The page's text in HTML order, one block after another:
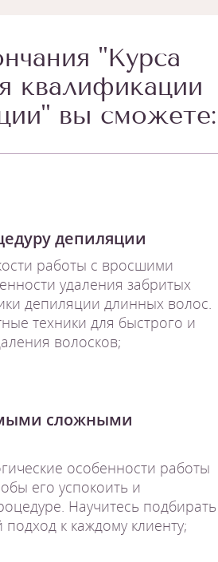
"Курса
квалификации
вы сможете:
депиляции
работы с вросшими
удаления забритых
депиляции длинных волос.
техники для быстрого и
волосков;
сложными
особенности работы
его успокоить и
Научитесь подбирать
к каждому клиенту;